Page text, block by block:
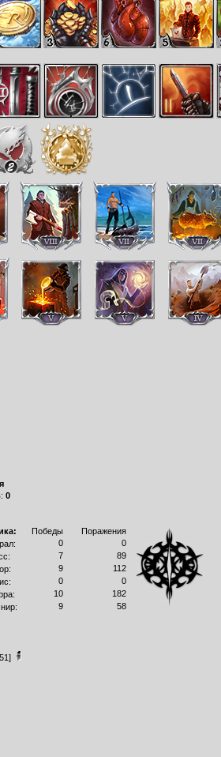
0
Победы
Поражения
0
0
7
89
9
112
0
0
10
182
9 58